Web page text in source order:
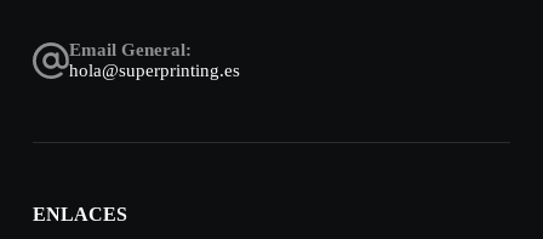
Email General:
hola@superprinting.es
ENLACES